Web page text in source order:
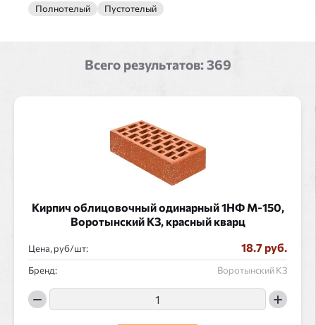
Полнотелый
Пустотелый
Всего результатов:369
Кирпич облицовочный одинарный 1НФ М-150,
Воротынский КЗ, красный кварц
Цена, руб/ : 18.7 руб.
Бренд: Воротынский КЗ